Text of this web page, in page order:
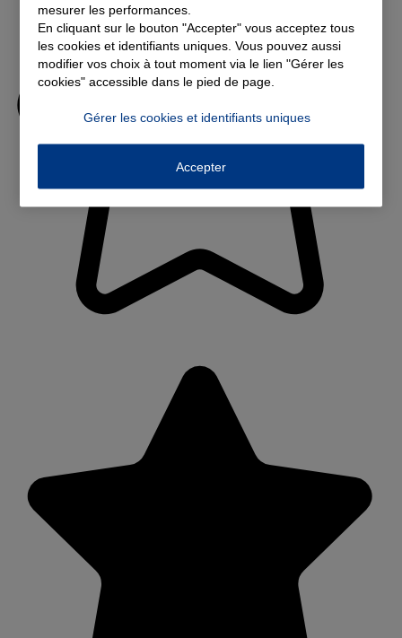
mesurer les performances.
En cliquant sur le bouton "Accepter" vous acceptez tous
les cookies et identifiants uniques. Vous pouvez aussi
modifier vos choix à tout moment via le lien "Gérer les
cookies" accessible dans le pied de page.
Gérer les cookies et identifiants uniques
Accepter